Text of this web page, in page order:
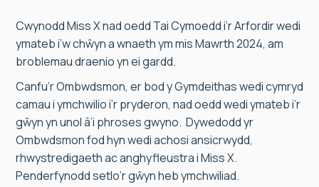
Cwynodd Miss X nad oedd Tai Cymoedd i’r Arfordir wedi
ymateb i’w chŵyn a wnaeth ym mis Mawrth 2024, am
broblemau draenio yn ei gardd.
Canfu’r Ombwdsmon, er bod y Gymdeithas wedi cymryd
camau i ymchwilio i’r pryderon, nad oedd wedi ymateb i’r
gŵyn yn unol â’i phroses gwyno. Dywedodd yr
Ombwdsmon fod hyn wedi achosi ansicrwydd,
rhwystredigaeth ac anghyfleustra i Miss X.
Penderfynodd setlo’r gŵyn heb ymchwiliad.